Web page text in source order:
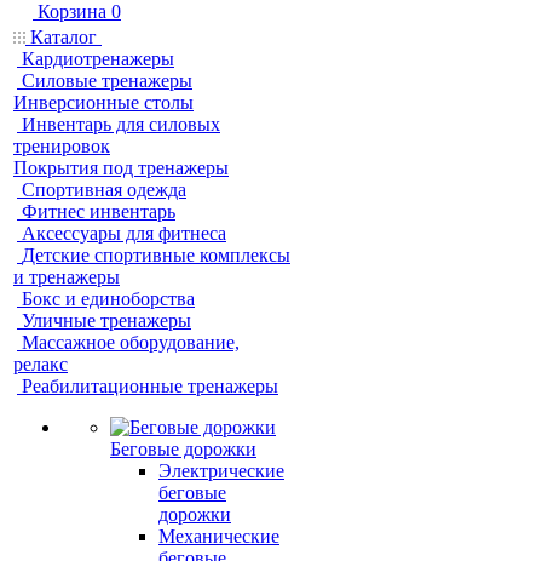
Корзина 0
Каталог
Кардиотренажеры
Силовые тренажеры
Инверсионные столы
Инвентарь для силовых
тренировок
Покрытия под тренажеры
Спортивная одежда
Фитнес инвентарь
Аксессуары для фитнеса
Детские спортивные комплексы
и тренажеры
Бокс и единоборства
Уличные тренажеры
Массажное оборудование,
релакс
Реабилитационные тренажеры
Беговые дорожки
Электрические
беговые
дорожки
Механические